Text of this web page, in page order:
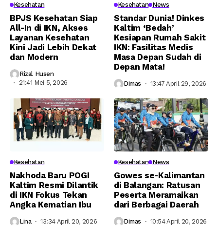
Kesehatan
BPJS Kesehatan Siap
All-In di IKN, Akses
Layanan Kesehatan
Kini Jadi Lebih Dekat
dan Modern
Rizal Husen
21:41 Mei 5, 2026
Kesehatan News
Standar Dunia! Dinkes
Kaltim ‘Bedah’
Kesiapan Rumah Sakit
IKN: Fasilitas Medis
Masa Depan Sudah di
Depan Mata!
Dimas 13:47 April 29, 2026
Kesehatan
Nakhoda Baru POGI
Kaltim Resmi Dilantik
di IKN Fokus Tekan
Angka Kematian Ibu
Lina 13:34 April 20, 2026
Kesehatan News
Gowes se-Kalimantan
di Balangan: Ratusan
Peserta Meramaikan
dari Berbagai Daerah
Dimas 10:54 April 20, 2026